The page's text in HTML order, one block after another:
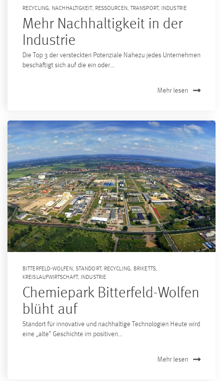
RECYCLING, NACHHALTIGKEIT, RESSOURCEN, TRANSPORT, INDUSTRIE
Mehr Nachhaltigkeit in der
Industrie
Die Top 3 der versteckten Potenziale Nahezu jedes Unternehmen
beschäftigt sich auf die ein oder...
Mehr lesen
BITTERFELD-WOLFEN, STANDORT, RECYCLING, BRIKETTS,
KREISLAUFWIRTSCHAFT, INDUSTRIE
Chemiepark Bitterfeld-Wolfen
blüht auf
Standort für innovative und nachhaltige Technologien Heute wird
eine „alte” Geschichte im positiven...
Mehr lesen